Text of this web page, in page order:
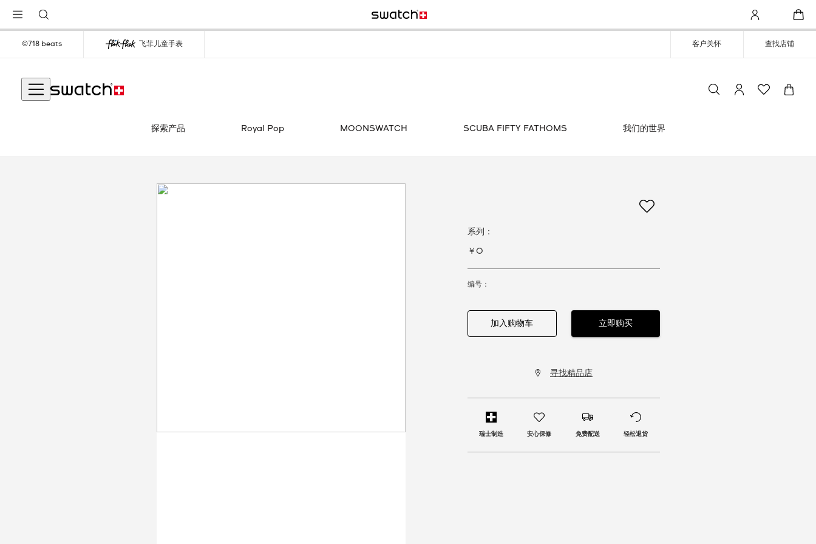
查找店铺
©718 beats 客户关怀
飞菲儿童手表
探索产品 Royal Pop MOONSWATCH SCUBA FIFTY FATHOMS 我们的世界
系列：
￥0
编号：
加入购物车 立即购买
寻找精品店
瑞士制造 安心保修 免费配送 轻松退货